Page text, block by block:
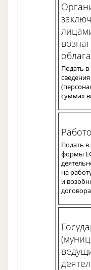
Подать
суммах
Подать в
формы
на
и